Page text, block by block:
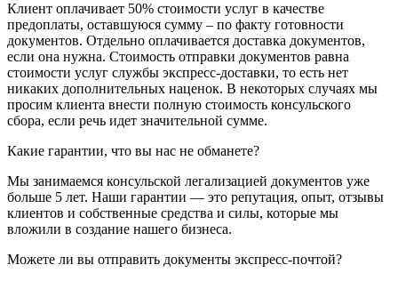
Клиент оплачивает 50% стоимости услуг в качестве
предоплаты, оставшуюся сумму – по факту готовности
документов. Отдельно оплачивается доставка документов,
если она нужна. Стоимость отправки документов равна
стоимости услуг службы экспресс-доставки, то есть нет
никаких дополнительных наценок. В некоторых случаях мы
просим клиента внести полную стоимость консульского
сбора, если речь идет значительной сумме.
Какие гарантии, что вы нас не обманете?
Мы занимаемся консульской легализацией документов уже
больше 5 лет. Наши гарантии — это репутация, опыт, отзывы
клиентов и собственные средства и силы, которые мы
вложили в создание нашего бизнеса.
Можете ли вы отправить документы экспресс-почтой?